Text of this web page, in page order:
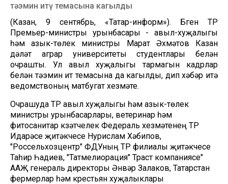
тәэмин итү темасына кагылды
(Казан, 9 сентябрь, «Татар-информ»). Бүген ТР
Премьер-министры урынбасары - авыл-хуҗалыгы
һәм азык-төлек министры Марат Әхмәтов Казан
дәүләт аграр университеты студентлары белән
очрашты. Ул авыл хуҗалыгы тармагын кадрлар
белән тәэмин итү темасына да кагылды, дип хәбәр итә
ведомствоның матбугат хезмәте.
Очрашуда ТР авыл хуҗалыгы һәм азык-төлек
министры урынбасарлары, ветеринар һәм
фитосанитар күзәтчелек Федераль хезмәтенең ТР
Идарәсе җитәкчесе Нурислам Хәбипов,
"Россельхозцентр" ФДУның ТР филиалы җитәкчесе
Таһир Һадиев, "Татмелиорация" Траст компаниясе"
ААҖ генераль директоры Әнвәр Залаков, Татарстан
фермерлар һәм крестьян хуҗалыклары